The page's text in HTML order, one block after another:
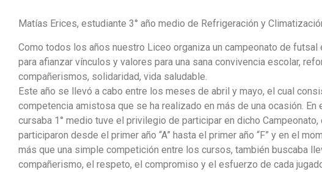
Matías Erices, estudiante 3° año medio de Refrigeración y
Como todos los años nuestro Liceo organiza un campeonato de futsal
para afianzar vínculos y valores para una sana convivencia escolar,
compañerismos, solidaridad, vida saludable.
Este año se llevó a cabo entre los meses de abril y mayo, el cual
competencia amistosa que se ha realizado en más de una ocasión. En
cursaba 1° medio tuve el privilegio de participar en dicho Campeonato,
participaron desde el primer año “A” hasta el primer año “F” y en el
más que una simple competición entre los cursos, también buscaba
compañerismo, el respeto, el compromiso y el esfuerzo de cada